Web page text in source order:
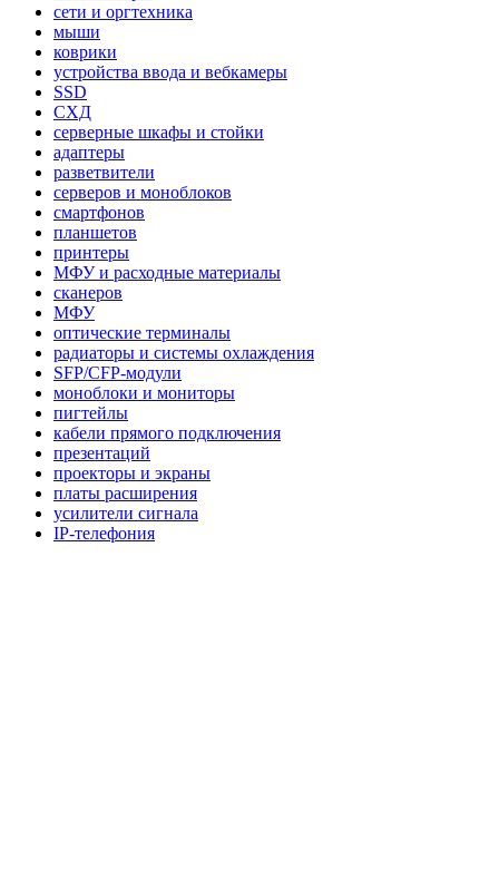
сети и оргтехника
мыши
коврики
устройства ввода и вебкамеры
SSD
СХД
серверные шкафы и стойки
адаптеры
разветвители
серверов и моноблоков
смартфонов
планшетов
принтеры
МФУ и расходные материалы
сканеров
МФУ
оптические терминалы
радиаторы и системы охлаждения
SFP/CFP-модули
моноблоки и мониторы
пигтейлы
кабели прямого подключения
презентаций
проекторы и экраны
платы расширения
усилители сигнала
IP-телефония